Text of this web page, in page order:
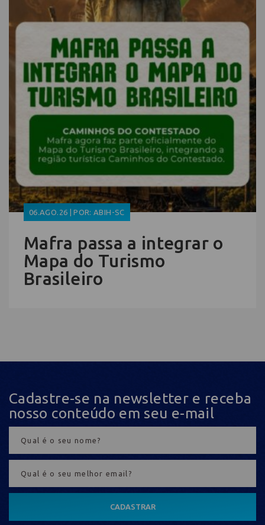
06.AGO.26 | POR: ABIH-SC
Mafra passa a integrar o
Mapa do Turismo
Brasileiro
Cadastre-se na newsletter e receba
nosso conteúdo em seu e-mail
CADASTRAR